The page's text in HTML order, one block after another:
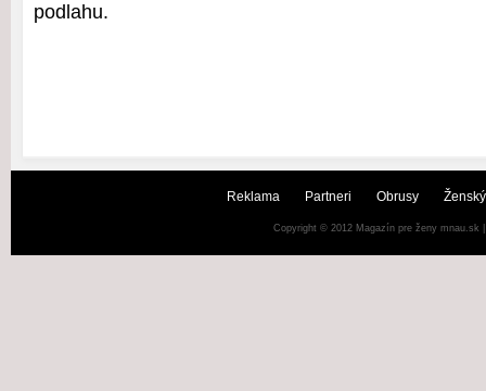
podlahu.
Reklama Partneri Obrusy
Copyright © 2012 Magazín pre ženy mnau.sk